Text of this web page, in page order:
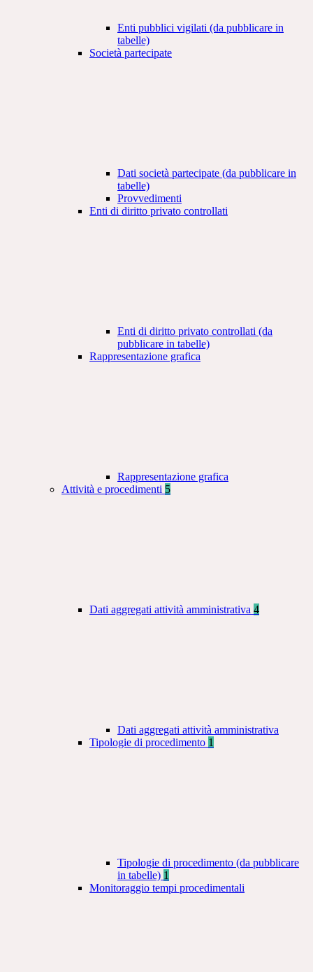
Enti pubblici vigilati (da pubblicare in
tabelle)
Società partecipate
Dati società partecipate (da pubblicare in
tabelle)
Provvedimenti
Enti di diritto privato controllati
Enti di diritto privato controllati (da
pubblicare in tabelle)
Rappresentazione grafica
Rappresentazione grafica
Attività e procedimenti 5
Dati aggregati attività amministrativa 4
Dati aggregati attività amministrativa
Tipologie di procedimento 1
Tipologie di procedimento (da pubblicare
in tabelle) 1
Monitoraggio tempi procedimentali